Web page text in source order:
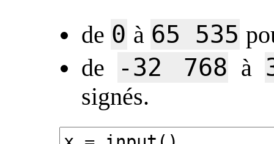
de 0 à 65 535
de
-32 768 à
signés.